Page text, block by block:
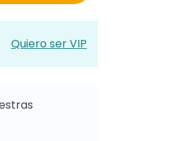
Quiero ser VIP